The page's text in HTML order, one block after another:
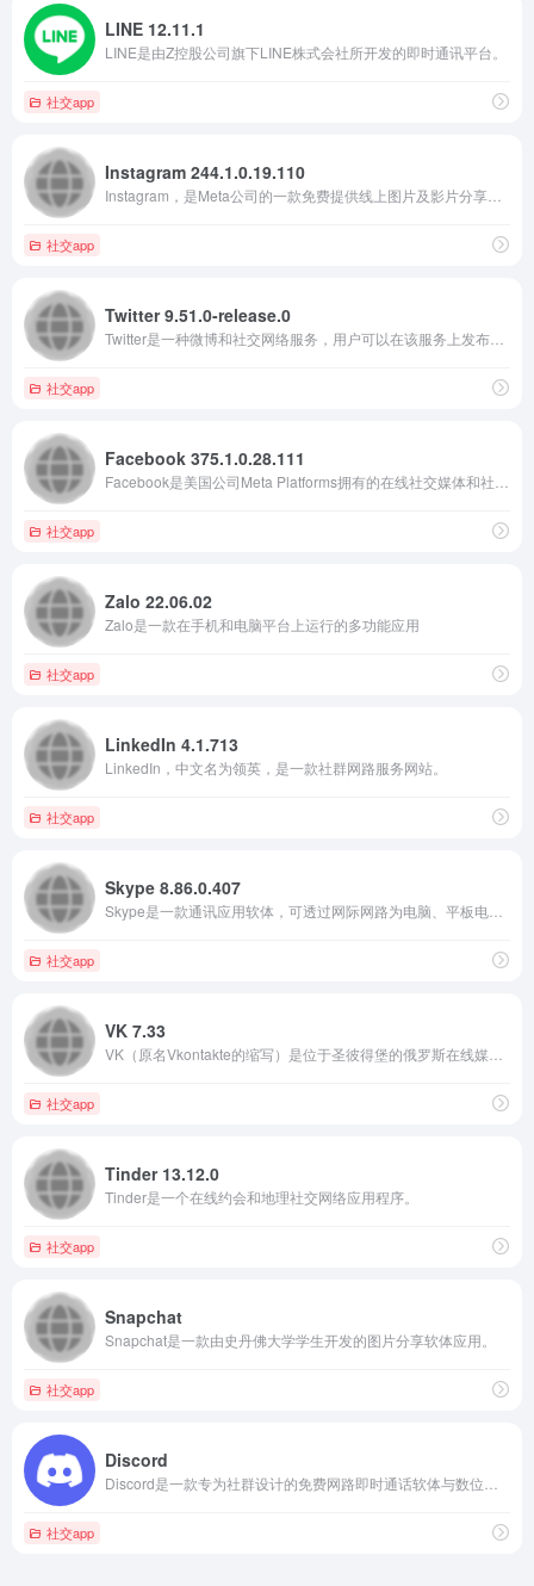
LINE 12.11.1
LINE是由Z控股公司旗下LINE株式会社所开发的即时通讯平台。
社交app
Instagram 244.1.0.19.110
社交app
Twitter 9.51.0-release.0
社交app
Facebook 375.1.0.28.111
社交app
Zalo 22.06.02
Zalo是一款在手机和电脑平台上运行的多功能应用
社交app
LinkedIn 4.1.713
LinkedIn，中文名为领英，是一款社群网路服务网站。
社交app
Skype 8.86.0.407
社交app
VK 7.33
社交app
Tinder 13.12.0
Tinder是一个在线约会和地理社交网络应用程序。
社交app
Snapchat
Snapchat是一款由史丹佛大学学生开发的图片分享软体应用。
社交app
Discord
社交app